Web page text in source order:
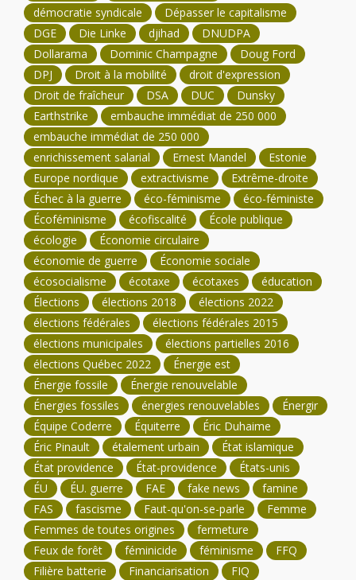
démocratie syndicale
Dépasser le capitalisme
DGE
Die Linke djihad
DNUDPA
Dollarama
Dominic Champagne
Doug Ford
DPJ
Droit à la mobilité
droit d'expression
Droit de fraîcheur
DSA DUC
Dunsky
Earthstrike
embauche immédiat de 250 000
embauche immédiat de 250 000
enrichissement salarial
Ernest Mandel
Estonie
Europe nordique
extractivisme
Extrême-droite
Échec à la guerre
éco-féminisme
éco-féministe
Écoféminisme
écofiscalité
École publique
écologie
Économie circulaire
économie de guerre
Économie sociale
écosocialisme
écotaxe écotaxes
éducation
Élections
élections 2018
élections 2022
élections fédérales
élections fédérales 2015
élections municipales
élections partielles 2016
élections Québec 2022
Énergie est
Énergie fossile
Énergie renouvelable
Énergies fossiles
énergies renouvelables
Énergir
Équipe Coderre
Équiterre
Éric Duhaime
Éric Pinault
étalement urbain
État islamique
État providence
État-providence
États-unis
ÉU
ÉU. guerre FAE fake news
famine
FAS
fascisme Faut-qu'on-se-parle
Femme
Femmes de toutes origines
fermeture
Feux de forêt
féminicide féminisme
FFQ
Filière batterie
Financiarisation
FIQ